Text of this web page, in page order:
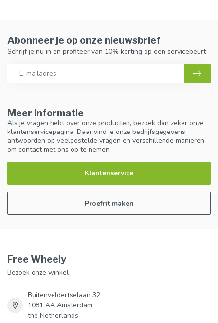
Meer informatie
Als je vragen hebt over onze producten, bezoek dan zeker onze
klantenservicepagina. Daar vind je onze bedrijfsgegevens,
antwoorden op veelgestelde vragen en verschillende manieren
om contact met ons op te nemen.
Klantenservice
Proefrit maken
Abonneer je op onze nieuwsbrief
Schrijf je nu in en profiteer van 10% korting op een servicebeurt
Free Wheely
Bezoek onze winkel
Buitenveldertselaan 32
1081 AA Amsterdam
the Netherlands